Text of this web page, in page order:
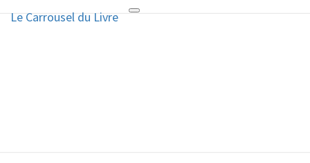
Toggle
Le Carrousel du Livre
Le Carrousel du Livre